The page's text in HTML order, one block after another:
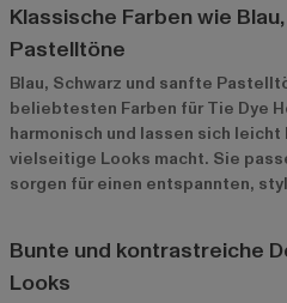
Klassische Farben wie
Pastelltöne
Blau, Schwarz und sanfte
beliebtesten Farben für Tie Dye
harmonisch und lassen sich
vielseitige Looks macht. Sie
sorgen für einen entspannten,
Bunte und kontrastreiche
Looks